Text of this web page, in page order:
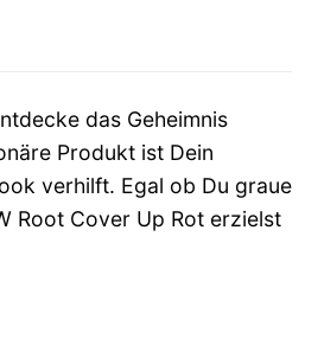
das Geheimnis
Produkt ist Dein
verhilft. Egal ob Du graue
Root Cover Up Rot erzielst